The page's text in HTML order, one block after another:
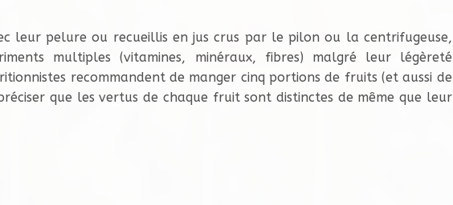
leur pelure ou recueillis en jus crus par le pilon ou la centrifugeuse,
multiples (vitamines, minéraux, fibres) malgré leur légèreté
recommandent de manger cinq portions de fruits (et aussi de
que les vertus de chaque fruit sont distinctes de même que leur